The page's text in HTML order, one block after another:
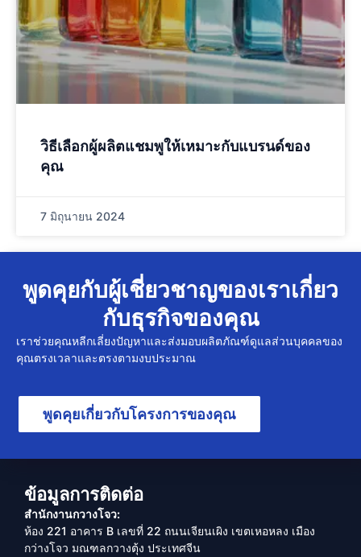
วิธีเลือกผู้ผลิตแชมพูให้เหมาะกับแบรนด์ของ
คุณ
7 มิถุนายน 2024
พูดคุยกับผู้เชี่ยวชาญของเราเกี่ยว
กับธุรกิจของคุณ
เราช่วยคุณหลีกเลี่ยงปัญหาและส่งมอบผลิตภัณฑ์ดูแลส่วนบุคคลของ
คุณตรงเวลาและตรงตามงบประมาณ
พูดคุยเกี่ยวกับโครงการของคุณ
ข้อมูลการติดต่อ
สำนักงานกวางโจว:
ห้อง 221 อาคาร B เลขที่ 22 ถนนเจียนเผิง เขตเหอหลง เมือง
กว่างโจว มณฑลกวางตุ้ง ประเทศจีน